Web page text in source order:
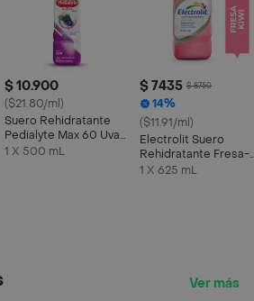
$ 10.900
($21.80/ml)
Suero Rehidratante
Pedialyte Max 60 Uva
Frasco 500 mL
1 X 500 mL
$ 7435 $ 8750
14%
($11.91/ml)
Electrolit Suero
Rehidratante Fresa-
Kiwi
1 X 625 mL
Ver más